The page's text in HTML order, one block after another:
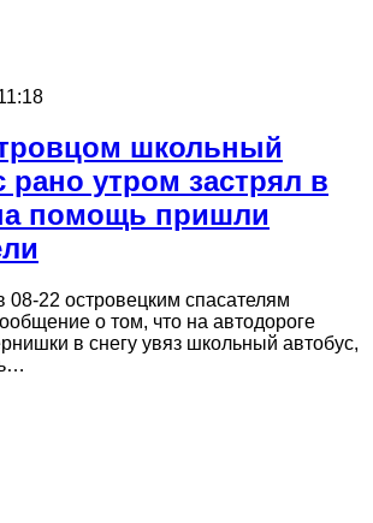
школьный
рано утром застрял в
помощь пришли
08-22 островецким спасателям
о том, что на автодороге
в снегу увяз школьный автобус,